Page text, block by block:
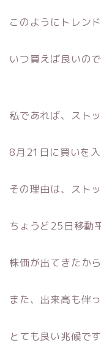
このようにトレン
いつ買えば良いの
私であれば、スト
8月21日に買いを入
その理由は、スト
ちょうど25日移動
株価が出てきたから
また、出来高も伴
とても良い兆候です